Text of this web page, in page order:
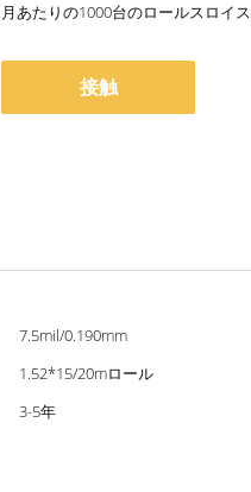
あたりの1000台のロールスロイス
接触
7.5mil/0.190mm
1.52*15/20mロール
3-5年